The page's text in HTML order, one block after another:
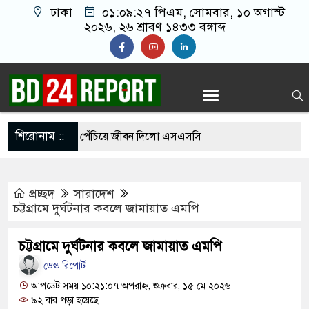
ঢাকা ০১:০৯:২৮ পিএম, সোমবার, ১০ অগাস্ট
২০২৬, ২৬ শ্রাবণ ১৪৩৩ বঙ্গাব্দ
শিরোনাম ::
শাড়ি গলায় পেঁচিয়ে জীবন দিলো এসএসসি
পরীক্ষার্থী, পাস করা একমাত্র শিক্ষার্থীর নামই জানেন
ফ্যাসিবাদী সরকার, এখন পুনর্গঠনের পালা:
প্রচ্ছদ
সারাদেশ
চট্টগ্রামে দুর্ঘটনার কবলে জামায়াত এমপি
চট্টগ্রামে দুর্ঘটনার কবলে জামায়াত এমপি
ডেস্ক রিপোর্ট
আপডেট সময় ১০:২১:০৭ অপরাহ্ন, শুক্রবার, ১৫ মে ২০২৬
৯২ বার পড়া হয়েছে